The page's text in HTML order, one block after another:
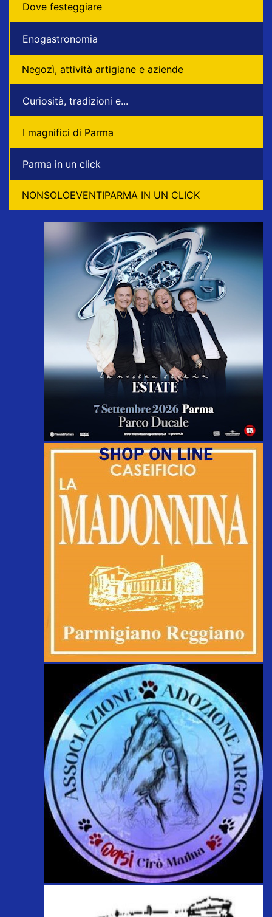
Dove festeggiare
Enogastronomia
Negozì, attività artigiane e aziende
Curiosità, tradizioni e...
I magnifici di Parma
Parma in un click
NONSOLOEVENTIPARMA IN UN CLICK